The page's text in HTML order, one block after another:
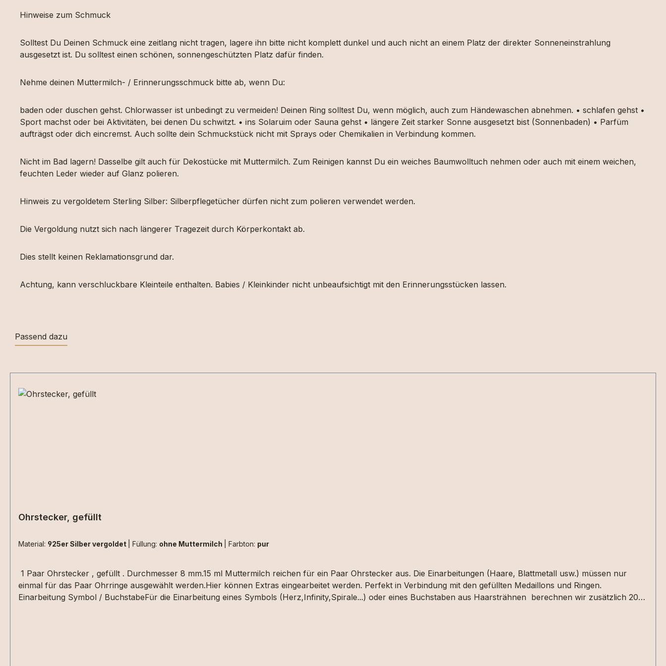
Hinweise zum Schmuck
Solltest Du Deinen Schmuck eine zeitlang nicht tragen, lagere ihn bitte nicht komplett dunkel und auch nicht an einem Platz der direkter Sonneneinstrahlung
ausgesetzt ist. Du solltest einen schönen, sonnengeschützten Platz dafür finden.
Nehme deinen Muttermilch- / Erinnerungsschmuck bitte ab, wenn Du:
baden oder duschen gehst. Chlorwasser ist unbedingt zu vermeiden! Deinen Ring solltest Du, wenn möglich, auch zum Händewaschen abnehmen. • schlafen gehst •
Sport machst oder bei Aktivitäten, bei denen Du schwitzt. • ins Solaruim oder Sauna gehst • längere Zeit starker Sonne ausgesetzt bist (Sonnenbaden) • Parfüm
aufträgst oder dich eincremst. Auch sollte dein Schmuckstück nicht mit Sprays oder Chemikalien in Verbindung kommen.
Nicht im Bad lagern! Dasselbe gilt auch für Dekostücke mit Muttermilch. Zum Reinigen kannst Du ein weiches Baumwolltuch nehmen oder auch mit einem weichen,
feuchten Leder wieder auf Glanz polieren.
Hinweis zu vergoldetem Sterling Silber: Silberpflegetücher dürfen nicht zum polieren verwendet werden.
Die Vergoldung nutzt sich nach längerer Tragezeit durch Körperkontakt ab.
Dies stellt keinen Reklamationsgrund dar.
Achtung, kann verschluckbare Kleinteile enthalten. Babies / Kleinkinder nicht unbeaufsichtigt mit den Erinnerungsstücken lassen.
Passend dazu
Ohrstecker, gefüllt
Material: 925er Silber vergoldet Füllung: ohne Muttermilch Farbton: pur
1 Paar Ohrstecker , gefüllt . Durchmesser 8 mm.15 ml Muttermilch reichen für ein Paar Ohrstecker aus. Die Einarbeitungen (Haare, Blattmetall usw.) müssen nur
einmal für das Paar Ohrringe ausgewählt werden.Hier können Extras eingearbeitet werden. Perfekt in Verbindung mit den gefüllten Medaillons und Ringen.
Einarbeitung Symbol / BuchstabeFür die Einarbeitung eines Symbols (Herz,Infinity,Spirale...) oder eines Buchstaben aus Haarsträhnen berechnen wir zusätzlich 20